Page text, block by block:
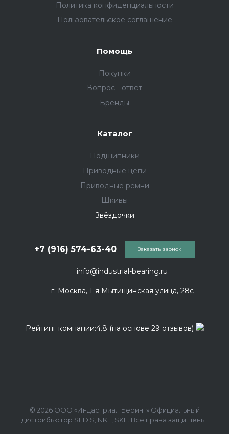
Политика конфиденциальности
Пользовательское соглашение
Помощь
Покупки
Вопрос - ответ
Бренды
Каталог
Подшипники
Приводные цепи
Приводные ремни
Шкивы
Звёздочки
info@industrial-bearing.ru
+7 (916) 574-63-40
г. Москва, 1-я Мытищинская улица, 28с
Заказать звонок
Рейтинг компании:4.8 (на основе 29 отзывов)
© 2026 ООО «Индастриал Беринг» Официальный
дистрибьютор SEDIS, NKE, SKF. Все права защищены.